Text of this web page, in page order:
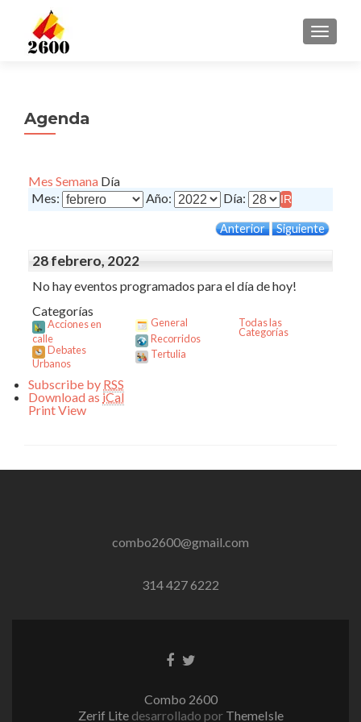
Agenda
Mes Semana Día
Mes:
Año: Día:
Anterior Siguiente
28 febrero, 2022
No hay eventos programados para el día de hoy!
Categorías
Acciones en
calle
Debates
Urbanos
General
Recorridos
Tertulia
Todas las
Categorías
Subscribe by RSS
Download as iCal
PrintView
combo2600@gmail.com
314 427 6222
EnlaceEnlace
Combo 2600
Zerif Lite desarrollado por ThemeIsle